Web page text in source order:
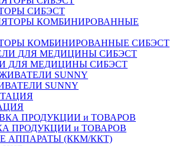
СИБЭСТ
КОМБИНИРОВАННЫЕ СИБЭСТ
ДЛЯ МЕДИЦИНЫ СИБЭСТ
SUNNY
ПРОДУКЦИИ и ТОВАРОВ